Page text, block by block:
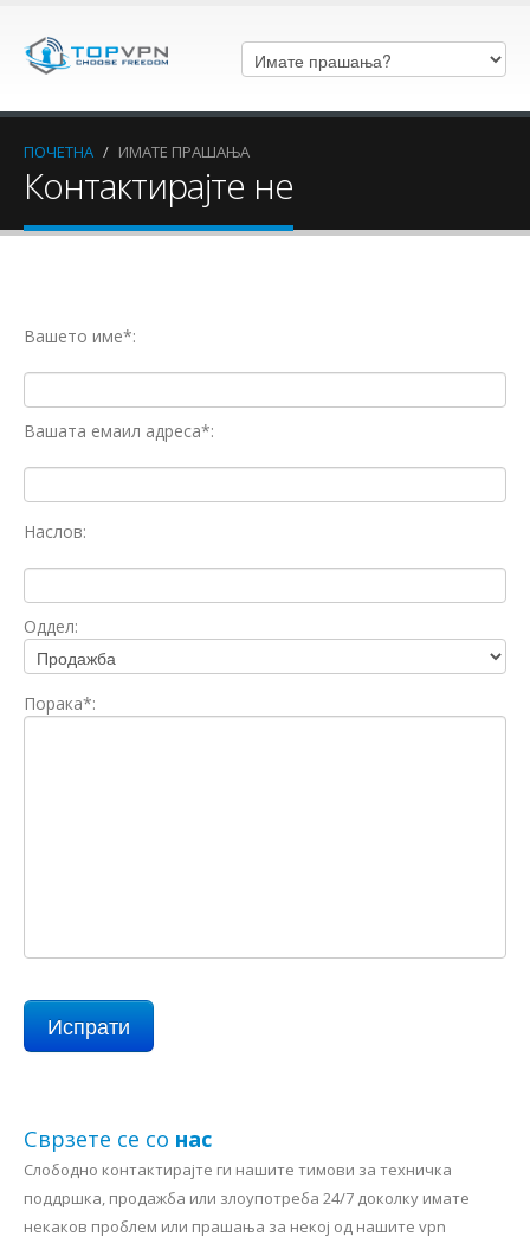
ПОЧЕТНА / ИМАТЕ ПРАШАЊА
Контактирајте не
Вашето име*:
Вашата емаил адреса*:
Наслов:
Оддел:
Порака*:
Сврзете се со нас
Слободно контактирајте ги нашите тимови за техничка
поддршка, продажба или злоупотреба 24/7 доколку имате
некаков проблем или прашања за некој од нашите vpn